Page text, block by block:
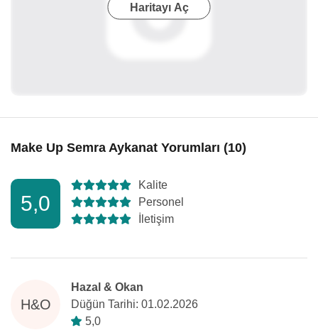
Haritayı Aç
Make Up Semra Aykanat Yorumları (10)
5,0
Kalite
Personel
İletişim
H&O
Hazal & Okan
Düğün Tarihi: 01.02.2026
5,0